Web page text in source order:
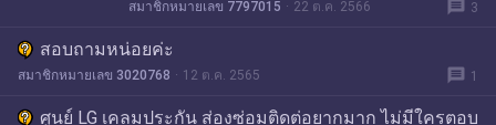
สมาชิกหมายเลข 7797015 22 ต.ค. 2566 message 3
สอบถามหน่อยค่ะ
สมาชิกหมายเลข 3020768 12 ต.ค. 2565 message 1
ศูนย์ LG เคลมประกัน ส่องซ่อมติดต่อยากมาก ไม่มีใครตอบ